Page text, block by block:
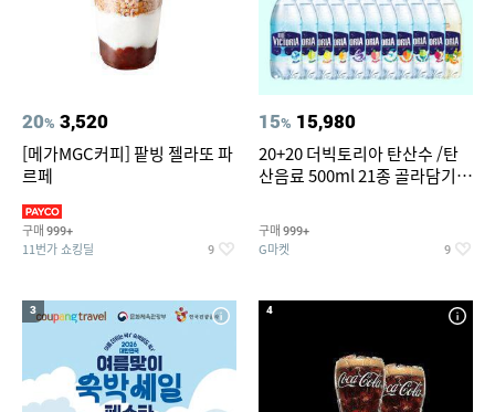
20% 3,520
[메가MGC커피] 팥빙 젤라또 파
르페
구매 999+
11번가 쇼킹딜 9
15% 15,980
20+20 더빅토리아 탄산수 /탄
산음료 500ml 21종 골라담기
구매 999+
G마켓 9
3 4